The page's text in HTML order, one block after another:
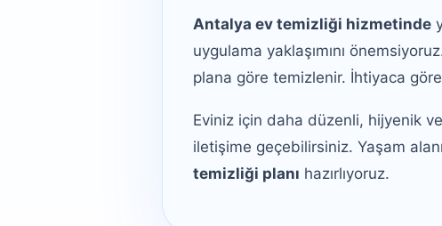
Antalya ev temizliği hizmetinde
uygulama yaklaşımını
plana göre temizlenir. İhtiyaca
Eviniz için daha düzenli, hijyenik
iletişime geçebilirsiniz. Yaşam
temizliği planı hazırlıyoruz.